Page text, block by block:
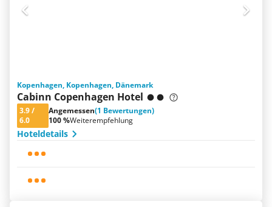
Kopenhagen, Kopenhagen, Dänemark
Cabinn Copenhagen Hotel
3.9/
6.0
Angemessen(1 Bewertungen)
100 %Weiterempfehlung
Hoteldetails